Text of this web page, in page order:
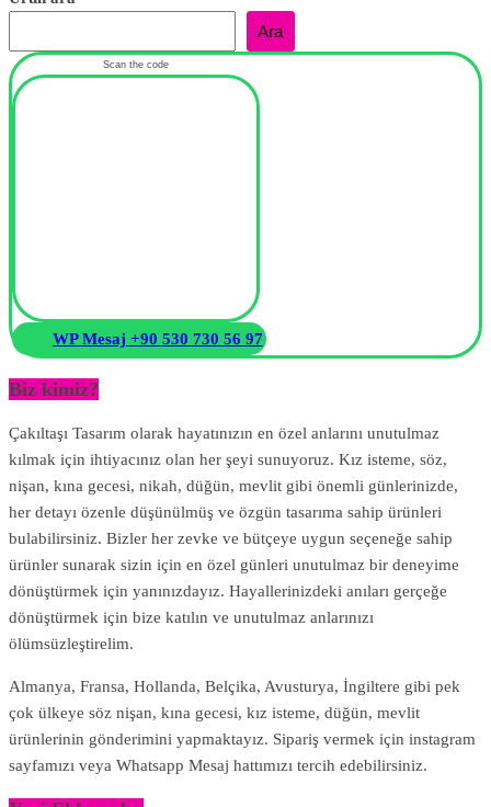
Ara
Scan the code
WP Mesaj +90 530 730 56 97
Biz kimiz?
Çakıltaşı Tasarım olarak hayatınızın en özel anlarını unutulmaz
kılmak için ihtiyacınız olan her şeyi sunuyoruz. Kız isteme, söz,
nişan, kına gecesi, nikah, düğün, mevlit gibi önemli günlerinizde,
her detayı özenle düşünülmüş ve özgün tasarıma sahip ürünleri
bulabilirsiniz. Bizler her zevke ve bütçeye uygun seçeneğe sahip
ürünler sunarak sizin için en özel günleri unutulmaz bir deneyime
dönüştürmek için yanınızdayız. Hayallerinizdeki anıları gerçeğe
dönüştürmek için bize katılın ve unutulmaz anlarınızı
ölümsüzleştirelim.
Almanya, Fransa, Hollanda, Belçika, Avusturya, İngiltere gibi pek
çok ülkeye söz nişan, kına gecesi, kız isteme, düğün, mevlit
ürünlerinin gönderimini yapmaktayız. Sipariş vermek için instagram
sayfamızı veya Whatsapp Mesaj hattımızı tercih edebilirsiniz.